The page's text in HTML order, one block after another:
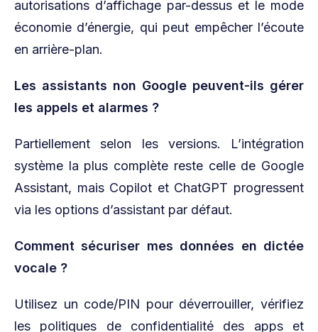
autorisations d’affichage par-dessus et le mode
économie d’énergie, qui peut empêcher l’écoute
en arrière-plan.
Les assistants non Google peuvent-ils gérer
les appels et alarmes ?
Partiellement selon les versions. L’intégration
système la plus complète reste celle de Google
Assistant, mais Copilot et ChatGPT progressent
via les options d’assistant par défaut.
Comment sécuriser mes données en dictée
vocale ?
Utilisez un code/PIN pour déverrouiller, vérifiez
les politiques de confidentialité des apps et